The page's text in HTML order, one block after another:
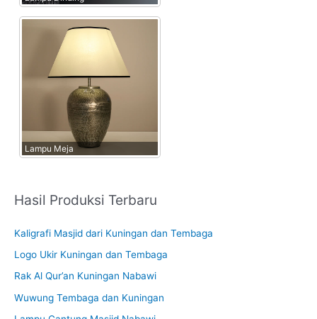
Lampu Meja
Hasil Produksi Terbaru
Kaligrafi Masjid dari Kuningan dan Tembaga
Logo Ukir Kuningan dan Tembaga
Rak Al Qur’an Kuningan Nabawi
Wuwung Tembaga dan Kuningan